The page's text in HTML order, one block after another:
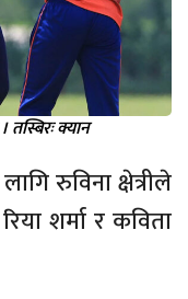
क्यान
रुविना क्षेत्रीले
शर्मा र कविता